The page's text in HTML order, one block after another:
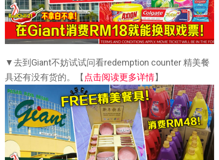
▼去到Giant不妨试试问看redemption counter 精美餐
具还有没有货的。【 点击阅读更多详情】